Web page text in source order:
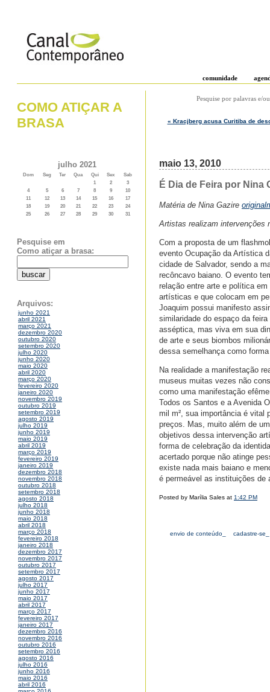
comunidade
COMO ATIÇAR A
BRASA
julho 2021
Dom Seg Ter Qua Qui Sex
Sab
1
2
3
4
5 6 7 8 9
10
11
12 13 14 15 16
17
18
19 20 21 22 23
24
25
26 27 28 29 30 31
Pesquise em
Como atiçar a brasa:
Arquivos:
junho 2021
abril 2021
março 2021
dezembro 2020
outubro 2020
setembro 2020
julho 2020
junho 2020
maio 2020
abril 2020
março 2020
fevereiro 2020
janeiro 2020
novembro 2019
outubro 2019
setembro 2019
agosto 2019
julho 2019
junho 2019
maio 2019
abril 2019
março 2019
fevereiro 2019
janeiro 2019
dezembro 2018
novembro 2018
outubro 2018
setembro 2018
agosto 2018
julho 2018
junho 2018
maio 2018
abril 2018
março 2018
fevereiro 2018
janeiro 2018
dezembro 2017
novembro 2017
outubro 2017
setembro 2017
agosto 2017
julho 2017
junho 2017
maio 2017
abril 2017
março 2017
fevereiro 2017
janeiro 2017
dezembro 2016
novembro 2016
outubro 2016
setembro 2016
agosto 2016
julho 2016
junho 2016
maio 2016
abril 2016
Pesquise por palavras e/
« Kracjberg acusa Curitiba de
maio 13, 2010
É Dia de Feira por Nina
Matéria de Nina Gazire
Artistas realizam intervenções
Com a proposta de um
evento Ocupação da Artística
cidade de Salvador, sendo a
recôncavo baiano. O evento
relação entre arte e política
artísticas e que colocam em
Joaquim possui manifesto
similaridade do espaço da
asséptica, mas viva em sua
de arte e seus biombos
dessa semelhança como
Na realidade a manifestação
museus muitas vezes não
como uma manifestação
Todos os Santos e a Avenida
mil m², sua importância é vital
preços. Mas, muito além de
objetivos dessa intervenção
forma de celebração da
acertado porque não atinge
existe nada mais baiano e
é permeável as instituições de
Posted by Marília Sales at 1:42 PM
envio de conteúdo_ cadastre-se_